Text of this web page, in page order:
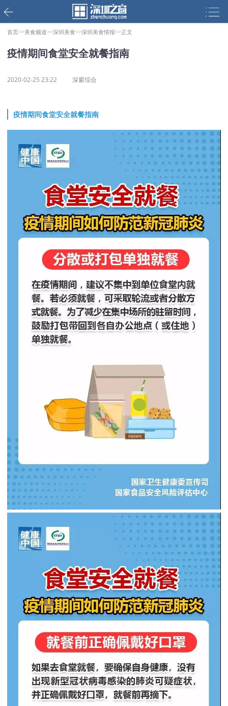
首页>>美食频道>>深圳美食>>深圳美食情报>>正文
疫情期间食堂安全就餐指南
2020-02-25 23:22 深窗综合
疫情期间食堂安全就餐指南